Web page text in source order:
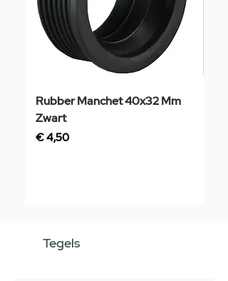
Rubber Manchet 40x32 Mm
Zwart
Prijs
€ 4,50
Tegels